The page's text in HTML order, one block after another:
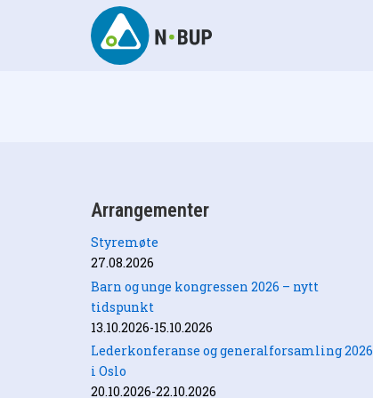
Arrangementer
Styremøte
27.08.2026
Barn og unge kongressen 2026 – nytt
tidspunkt
13.10.2026-15.10.2026
Lederkonferanse og generalforsamling 2026
i Oslo
20.10.2026-22.10.2026